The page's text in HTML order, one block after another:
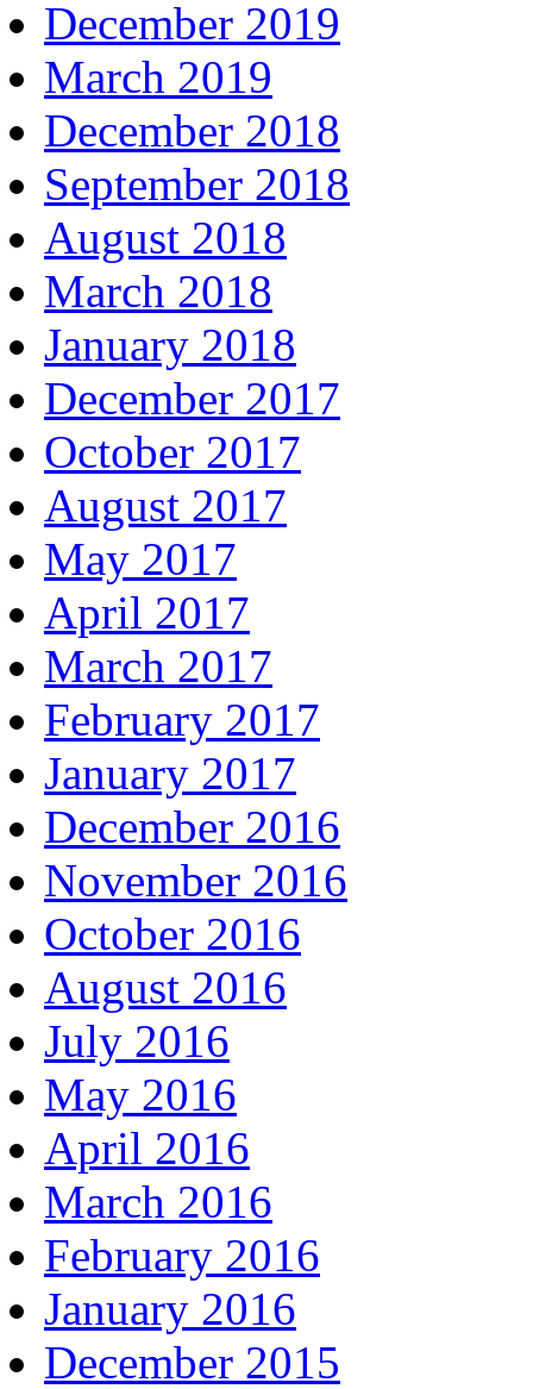
December 2019
March 2019
December 2018
September 2018
August 2018
March 2018
January 2018
December 2017
October 2017
August 2017
May 2017
April 2017
March 2017
February 2017
January 2017
December 2016
November 2016
October 2016
August 2016
July 2016
May 2016
April 2016
March 2016
February 2016
January 2016
December 2015